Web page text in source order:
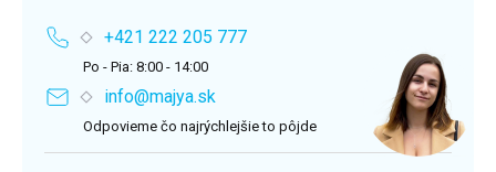
+421 222 205 777
Po - Pia: 8:00 - 14:00
info@majya.sk
Odpovieme čo najrýchlejšie to pôjde